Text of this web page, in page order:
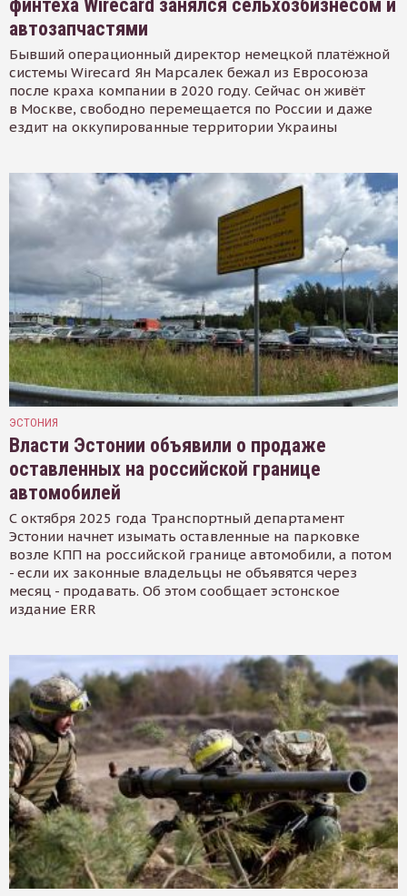
финтеха Wirecard занялся сельхозбизнесом и
автозапчастями
Бывший операционный директор немецкой платёжной
системы Wirecard Ян Марсалек бежал из Евросоюза
после краха компании в 2020 году. Сейчас он живёт
в Москве, свободно перемещается по России и даже
ездит на оккупированные территории Украины
ЭСТОНИЯ
Власти Эстонии объявили о продаже
оставленных на российской границе
автомобилей
С октября 2025 года Транспортный департамент
Эстонии начнет изымать оставленные на парковке
возле КПП на российской границе автомобили, а потом
- если их законные владельцы не объявятся через
месяц - продавать. Об этом сообщает эстонское
издание ERR